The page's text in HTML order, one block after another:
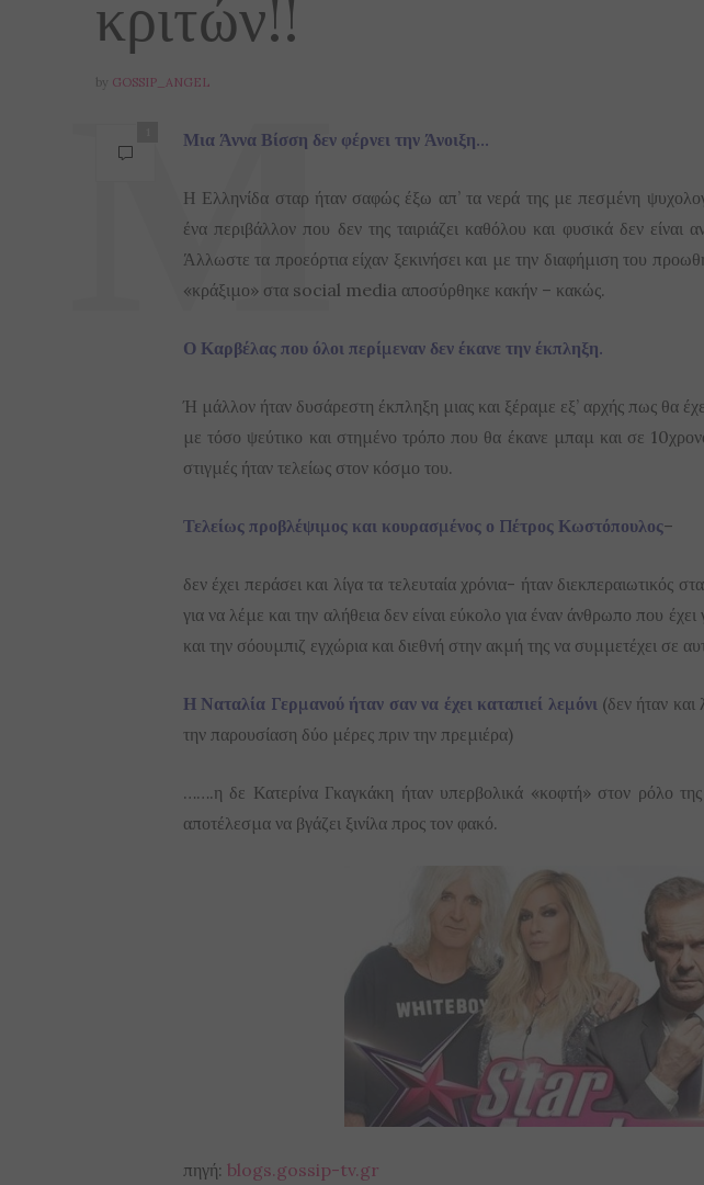
by GOSSIP_ANGEL
Μια Άννα Βίσση δεν φέρνει την Άνοιξη…
Η Ελληνίδα σταρ ήταν σαφώς έξω απ’ τα νερά της με πεσμένη
ένα περιβάλλον που δεν της ταιριάζει καθόλου και φυσικά δεν είναι
Άλλωστε τα προεόρτια είχαν ξεκινήσει και με την διαφήμιση του
«κράξιμο» στα social media αποσύρθηκε κακήν – κακώς.
Ο Καρβέλας που όλοι περίμεναν δεν έκανε την έκπληξη.
Ή μάλλον ήταν δυσάρεστη έκπληξη μιας και ξέραμε εξ’ αρχής πως θα
με τόσο ψεύτικο και στημένο τρόπο που θα έκανε μπαμ και σε
στιγμές ήταν τελείως στον κόσμο του.
Τελείως προβλέψιμος και κουρασμένος ο Πέτρος Κωστόπουλος–
δεν έχει περάσει και λίγα τα τελευταία χρόνια- ήταν διεκπεραιωτικός
για να λέμε και την αλήθεια δεν είναι εύκολο για έναν άνθρωπο που
και την σόουμπιζ εγχώρια και διεθνή στην ακμή της να συμμετέχει σε
Η Ναταλία Γερμανού ήταν σαν να έχει καταπιεί λεμόνι(δεν ήταν και
την παρουσίαση δύο μέρες πριν την πρεμιέρα)
…….η δε Κατερίνα Γκαγκάκη ήταν υπερβολικά «κοφτή» στον ρόλο της
αποτέλεσμα να βγάζει ξινίλα προς τον φακό.
πηγή: blogs.gossip-tv.gr